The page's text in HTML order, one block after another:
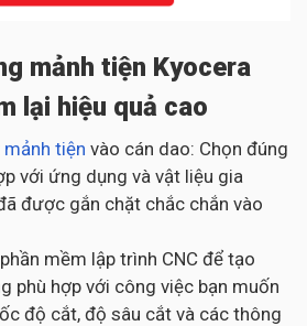
mảnh tiện Kyocera
lại hiệu quả cao
mảnh tiện vào cán dao: Chọn đúng
với ứng dụng và vật liệu gia
được gắn chặt chắc chắn vào
mềm lập trình CNC để tạo
phù hợp với công việc bạn muốn
độ cắt, độ sâu cắt và các thông